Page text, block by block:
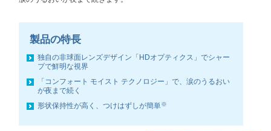
製品の特長
独自の非球面レンズデザイン「HDオプティクス」でシャー
プで鮮明な視界
「コンフォート モイスト テクノロジー」で、涙のうるおい
が夜まで続く
形状保持性が高く、つけはずしが簡単※